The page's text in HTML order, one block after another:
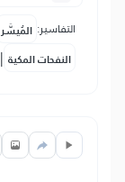
التفاسير: المُيسَّر
النفحات المكية |